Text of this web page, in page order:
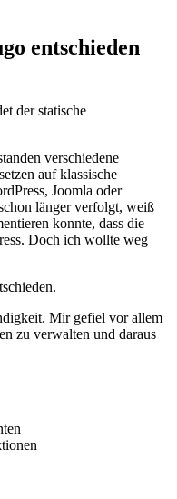
entschieden
der statische
verschiedene
auf klassische
Joomla oder
länger verfolgt, weiß
konnte, dass die
Doch ich wollte weg
Mir gefiel vor allem
zu verwalten und daraus